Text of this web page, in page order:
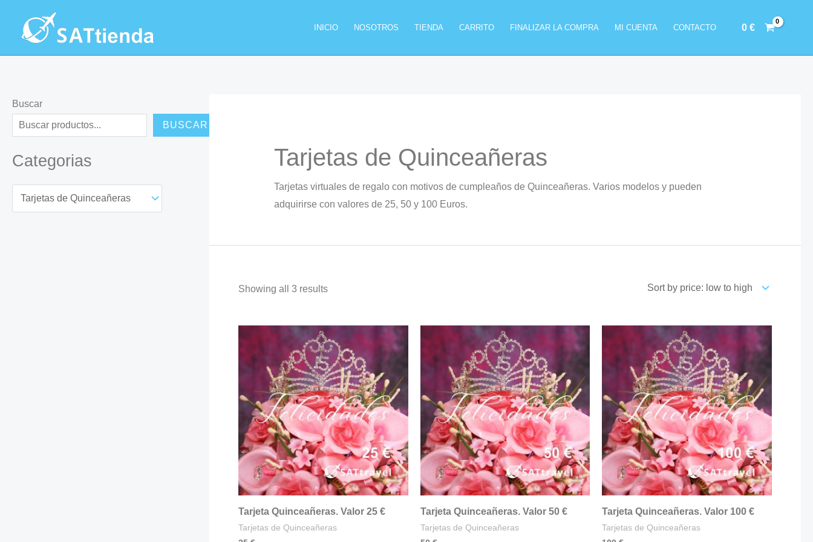
contenido
INICIO NOSOTROS TIENDA CARRITO FINALIZAR LA COMPRA MI CUENTA CONTACTO 0 €
Buscar
BUSCAR
Categorias Tarjetas de Quinceañeras
Tarjetas virtuales de regalo con motivos de cumpleaños de Quinceañeras. Varios modelos y pueden
adquirirse con valores de 25, 50 y 100 Euros.
Showing all 3 results
Tarjeta Quinceañeras. Valor 25 €
Tarjetas de Quinceañeras
Tarjeta Quinceañeras. Valor 50 €
Tarjetas de Quinceañeras
Tarjeta Quinceañeras. Valor 100 €
Tarjetas de Quinceañeras